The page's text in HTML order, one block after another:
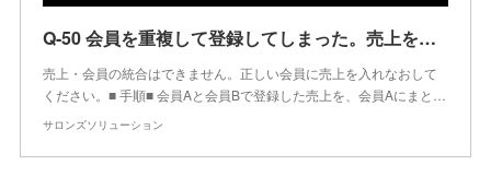
Q-50 会員を重複して登録してしまった。売上を統合できますか？
売上・会員の統合はできません。正しい会員に売上を入れなおして
ください。■ 手順■ 会員Aと会員Bで登録した売上を、会員Aにまと…
サロンズソリューション